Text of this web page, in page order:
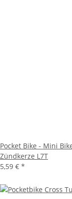
Pocket Bike - Mini
Zündkerze L7T
5,59 € *